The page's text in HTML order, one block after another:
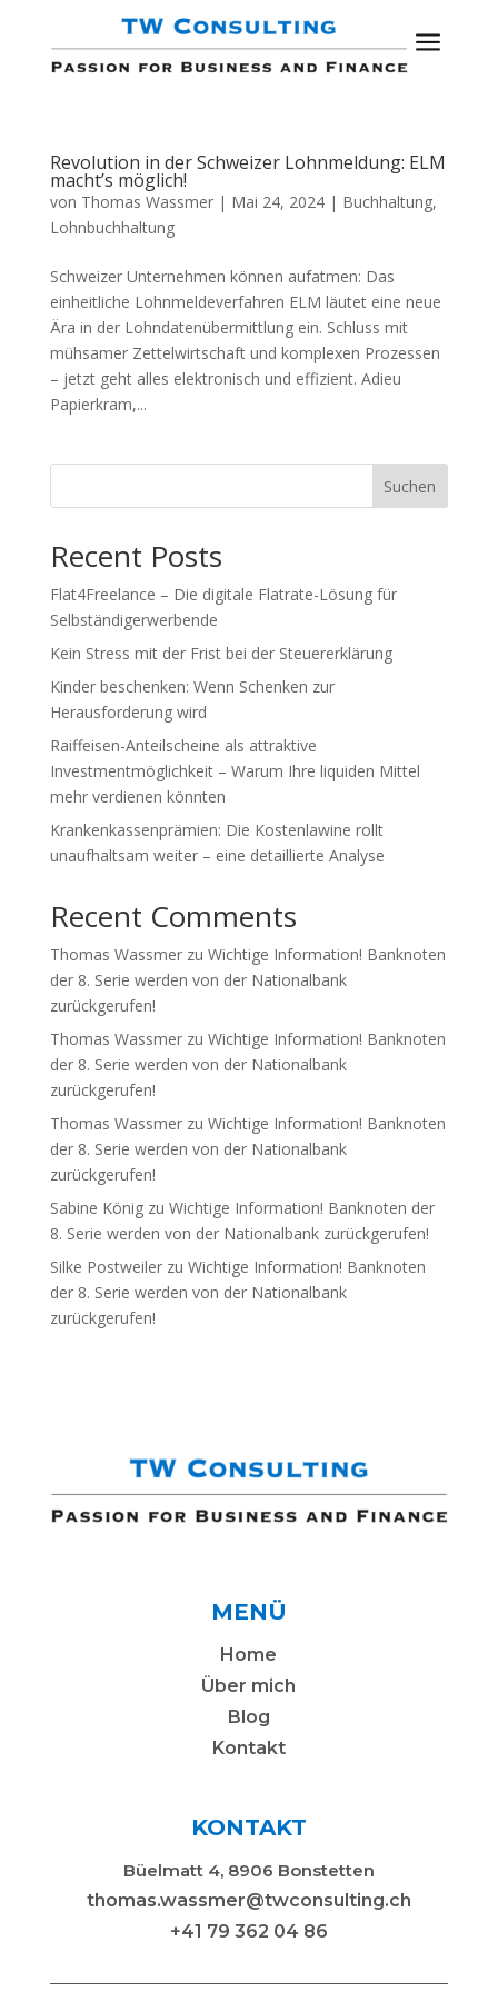
a
Revolution in der Schweizer Lohnmeldung: ELM
macht’s möglich!
von Thomas Wassmer| Mai 24, 2024| Buchhaltung,
Lohnbuchhaltung
Schweizer Unternehmen können aufatmen: Das
einheitliche Lohnmeldeverfahren ELM läutet eine neue
Ära in der Lohndatenübermittlung ein. Schluss mit
mühsamer Zettelwirtschaft und komplexen Prozessen
– jetzt geht alles elektronisch und effizient. Adieu
Papierkram,...
Suchen
Recent Posts
Flat4Freelance – Die digitale Flatrate-Lösung für
Selbständigerwerbende
Kein Stress mit der Frist bei der Steuererklärung
Kinder beschenken: Wenn Schenken zur
Herausforderung wird
Raiffeisen-Anteilscheine als attraktive
Investmentmöglichkeit – Warum Ihre liquiden Mittel
mehr verdienen könnten
Krankenkassenprämien: Die Kostenlawine rollt
unaufhaltsam weiter – eine detaillierte Analyse
Recent Comments
Thomas Wassmerzu Wichtige Information! Banknoten
der 8. Serie werden von der Nationalbank
zurückgerufen!
Thomas Wassmerzu Wichtige Information! Banknoten
der 8. Serie werden von der Nationalbank
zurückgerufen!
Thomas Wassmerzu Wichtige Information! Banknoten
der 8. Serie werden von der Nationalbank
zurückgerufen!
Sabine Königzu Wichtige Information! Banknoten der
8. Serie werden von der Nationalbank zurückgerufen!
Silke Postweilerzu Wichtige Information! Banknoten
der 8. Serie werden von der Nationalbank
zurückgerufen!
MENÜ
Home
Über mich
Blog
Kontakt
KONTAKT
Büelmatt 4, 8906 Bonstetten
thomas.wassmer@twconsulting.ch
+41 79 362 04 86